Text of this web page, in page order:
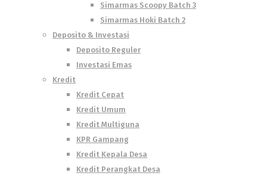
Simarmas Scoopy Batch 3
Simarmas Hoki Batch 2
Deposito & Investasi
Deposito Reguler
Investasi Emas
Kredit
Kredit Cepat
Kredit Umum
Kredit Multiguna
KPR Gampang
Kredit Kepala Desa
Kredit Perangkat Desa